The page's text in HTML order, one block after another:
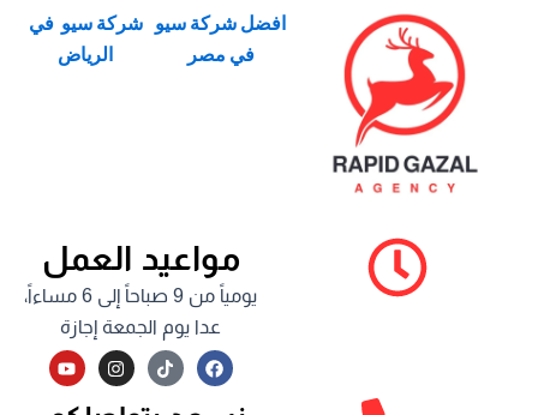
افضل شركة سيو
في مصر
شركة سيو في
الرياض
مواعيد العمل
يومياً من 9 صباحاً إلى 6 مساءاً،
عدا يوم الجمعة إجازة
F
a
c
I
n
s
Y
o
u